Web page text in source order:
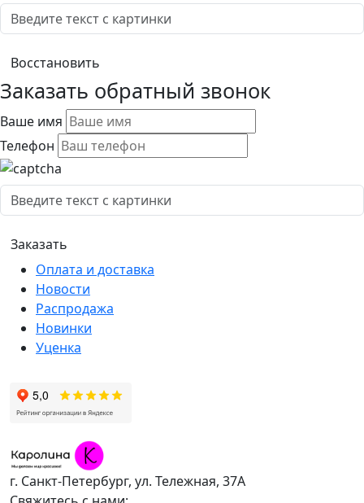
Заказать обратный звонок
Ваше имя
Телефон
Оплата и доставка
Новости
Распродажа
Новинки
Уценка
г. Санкт-Петербург, ул. Тележная, 37А